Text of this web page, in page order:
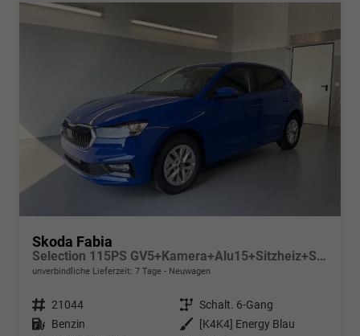
Skoda Fabia
Selection 115PS GV5+Kamera+Alu15+Sitzheiz+Sunset+Regensensor+AppConnect+LED
unverbindliche Lieferzeit: 7 Tage Neuwagen
Fahrzeugnr. 21044 Getriebe Schalt. 6-Gang
Kraftstoff Benzin Außenfarbe
[K4K4] Energy Blau